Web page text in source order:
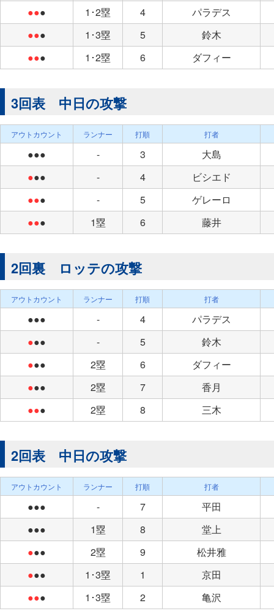
●●● 1･2塁 4
パラデス
●●● 1･3塁 5
鈴木
●●● 1･2塁 6 ダフィー
3回表 中日の攻撃
アウトカウント ランナー 打順 打者
●●● - 3
大島
●●● - 4
ビシエド
●●● - 5
ゲレーロ
●●● 1塁 6 藤井
2回裏 ロッテの攻撃
アウトカウント ランナー 打順 打者
●●● - 4
パラデス
●●● - 5
鈴木
●●● 2塁 6
ダフィー
●●● 2塁 7
香月
●●● 2塁 8 三木
2回表 中日の攻撃
アウトカウント ランナー 打順 打者
●●● - 7
平田
●●●
1塁 8
堂上
●●● 2塁 9
松井雅
●●● 1･3塁 1
京田
●●● 1･3塁 2 亀沢